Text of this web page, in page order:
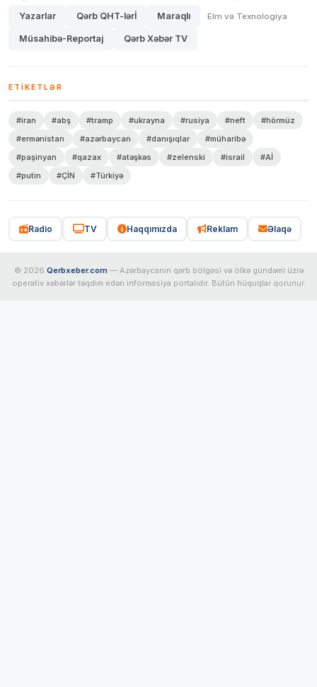
Yazarlar Qərb QHT-lərİ Maraqlı Elm və Texnologiya
Müsahibə-Reportaj Qərb Xəbər TV
ETIKETLƏR
#iran #abş #tramp #ukrayna #rusiya #neft
#hörmüz
#ermənistan
#azərbaycan #danışıqlar
#müharibə
#paşinyan
#qazax #atəşkəs #zelenski #israil
#Aİ
#putin
#ÇİN #Türkiyə
Radio TV Haqqımızda Reklam Əlaqə
© 2026 Qerbxeber.com — Azərbaycanın qərb bölgəsi və ölkə gündəmi üzrə
operativ xəbərlər təqdim edən informasiya portalıdır. Bütün hüquqlar qorunur.